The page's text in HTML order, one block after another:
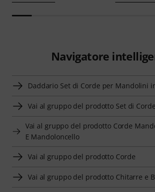
Navigatore
Daddario Set di Corde per Mandolini
Vai al gruppo del prodotto Set di
Vai al gruppo del prodotto Corde
E Mandoloncello
Vai al gruppo del prodotto Corde
Vai al gruppo del prodotto Chitarre e